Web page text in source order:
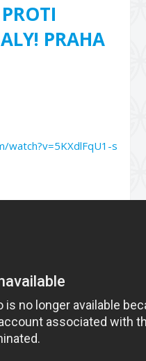
PRAHA
watch?v=5KXdlFqU1-s